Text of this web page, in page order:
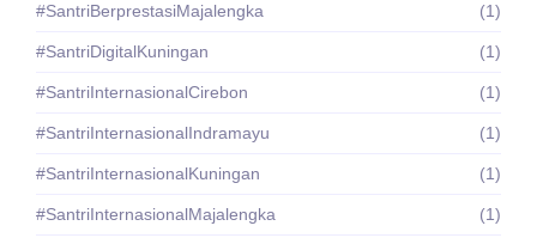
#SantriBerprestasiMajalengka (1)
#SantriDigitalKuningan (1)
#SantriInternasionalCirebon (1)
#SantriInternasionalIndramayu (1)
#SantriInternasionalKuningan (1)
#SantriInternasionalMajalengka (1)